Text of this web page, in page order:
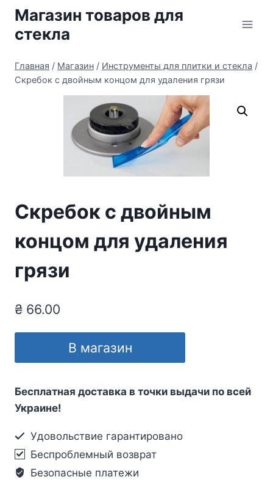
Перейти
содержимому
Магазин товаров для
стекла
Главная / Магазин / Инструменты для плитки и стекла /
Скребок с двойным концом для удаления грязи
Скребок с двойным
концом для удаления
грязи
₴ 66.00
В магазин
Бесплатная доставка в точки выдачи по всей
Украине!
Удовольствие гарантировано
Беспроблемный возврат
Безопасные платежи